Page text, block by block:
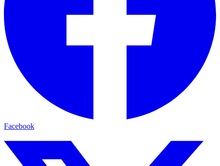
Facebook